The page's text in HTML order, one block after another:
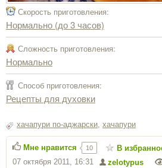
Скорость приготовления:
Нормально (до 3 часов)
Сложность приготовления:
Нормально
Способ приготовления:
Рецепты для духовки
хачапури по-аджарски, хачапури
zelotypus
07 октября 2011, 16:31
Мне нравится 10 В